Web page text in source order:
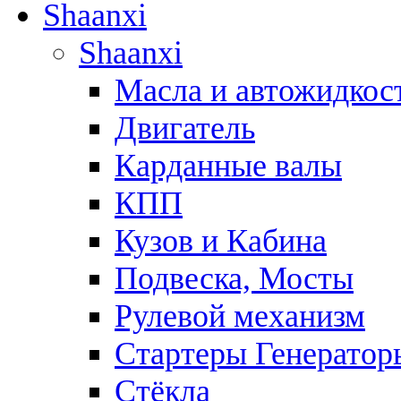
Shaanxi
Shaanxi
Масла и
Двигатель
Карданные валы
КПП
Кузов и Кабина
Подвеска, Мосты
Рулевой механизм
Стартеры
Стёкла